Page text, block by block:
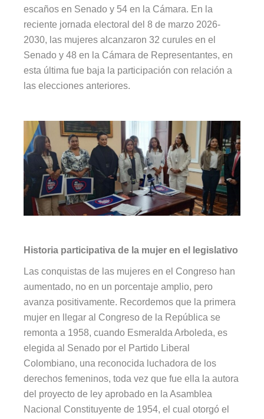
escaños en Senado y 54 en la Cámara. En la
reciente jornada electoral del 8 de marzo 2026-
2030, las mujeres alcanzaron 32 curules en el
Senado y 48 en la Cámara de Representantes, en
esta última fue baja la participación con relación a
las elecciones anteriores.
Historia participativa de la mujer en el legislativo
Las conquistas de las mujeres en el Congreso han
aumentado, no en un porcentaje amplio, pero
avanza positivamente. Recordemos que la primera
mujer en llegar al Congreso de la República se
remonta a 1958, cuando Esmeralda Arboleda, es
elegida al Senado por el Partido Liberal
Colombiano, una reconocida luchadora de los
derechos femeninos, toda vez que fue ella la autora
del proyecto de ley aprobado en la Asamblea
Nacional Constituyente de 1954, el cual otorgó el